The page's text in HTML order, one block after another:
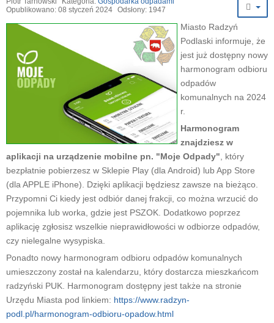
Opublikowano: 08 styczeń 2024 Odsłony: 1947
Miasto Radzyń
Podlaski informuje, że
jest już dostępny nowy
harmonogram odbioru
odpadów
komunalnych na 2024
r.
Harmonogram
znajdziesz w
aplikacji na urządzenie mobilne pn. "Moje Odpady" , który
bezpłatnie pobierzesz w Sklepie Play (dla Android) lub App Store
(dla APPLE iPhone). Dzięki aplikacji będziesz zawsze na bieżąco.
Przypomni Ci kiedy jest odbiór danej frakcji, co można wrzucić do
pojemnika lub worka, gdzie jest PSZOK. Dodatkowo poprzez
aplikację zgłosisz wszelkie nieprawidłowości w odbiorze odpadów,
czy nielegalne wysypiska.
Ponadto nowy harmonogram odbioru odpadów komunalnych
umieszczony został na kalendarzu, który dostarcza mieszkańcom
radzyński PUK. Harmonogram dostępny jest także na stronie
Urzędu Miasta pod linkiem: https://www.radzyn-
podl.pl/harmonogram-odbioru-opadow.html